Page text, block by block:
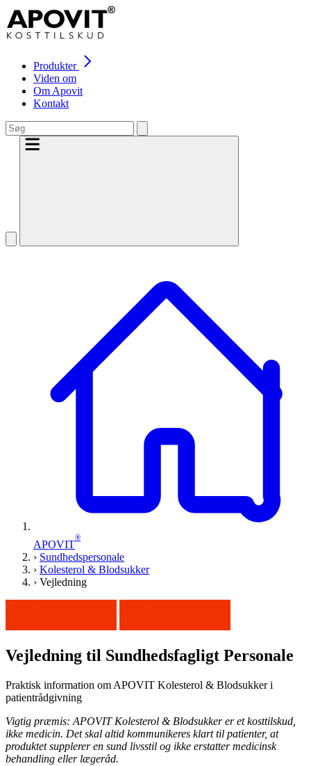
Produkter
Viden om
Om Apovit
Kontakt
APOVIT
®
› Sundhedspersonale
› Kolesterol & Blodsukker
› Vejledning
Vej­led­ning til Sund­heds­fag­ligt Per­so­nale
Praktisk information om APOVIT Kolesterol & Blodsukker i
patientrådgivning
Vigtig præmis: APOVIT Kolesterol & Blodsukker er et kosttilskud,
ikke medicin. Det skal altid kommunikeres klart til patienter, at
produktet supplerer en sund livsstil og ikke erstatter medicinsk
behandling eller lægeråd.